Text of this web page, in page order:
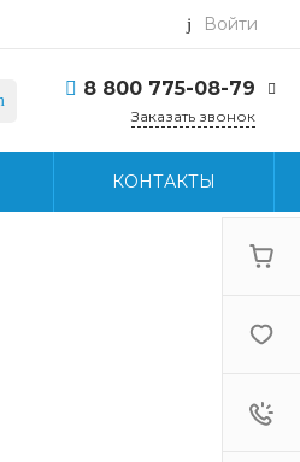
Войти
8 800 775-08-79
г. Москва, БЦ Вятский,
Заказать звонок
КОНТАКТЫ